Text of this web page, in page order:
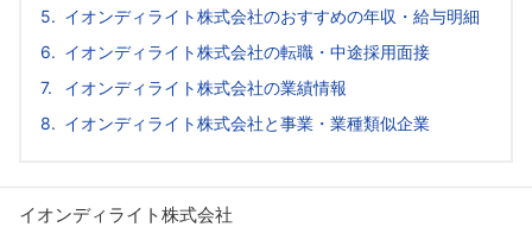
イオンディライト株式会社のおすすめの年収・給与明細
イオンディライト株式会社の転職・中途採用面接
イオンディライト株式会社の業績情報
イオンディライト株式会社と事業・業種類似企業
イオンディライト株式会社